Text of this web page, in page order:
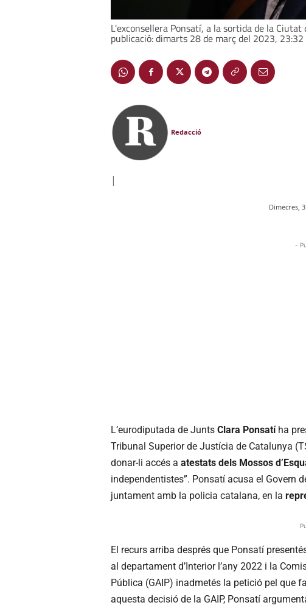
L'exconsellera Ponsatí, a la sortida de la
publicació: dimarts 28 de març del 2023,
Redacció
|
Dimecres,
-
L’eurodiputada de Junts Clara Ponsatíha
Tribunal Superior de Justícia de Catalunya
donar-li accés a atestats dels Mossos
independentistes”. Ponsatí acusa el Govern
juntament amb la policia catalana, en la
El recurs arriba després que Ponsatí
al departament d’Interior l’any 2022 i la
Pública (GAIP) inadmetés la petició pel que
aquesta decisió de la GAIP, Ponsatí